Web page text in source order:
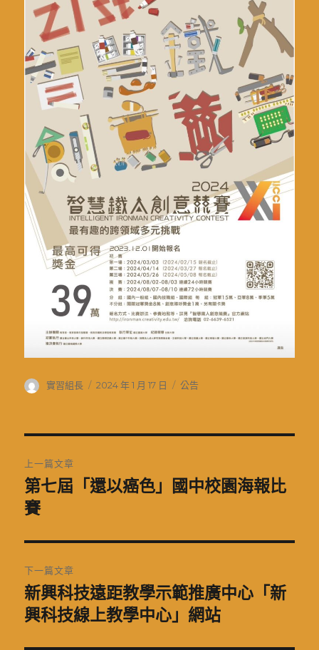
作
實習組長
發
2024 年 1 月 17 日
分
公告
章
導
覽
上一篇文章
上
一
文
章:
第七屆「還以癌色」國中校園海報比
賽
下一篇文章
下
一
新興科技遠距教學示範推廣中心「新
興科技線上教學中心」網站